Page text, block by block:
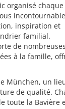
organisé chaque
inspiration et
familial.
de
à la famille,
München, un
de qualité.
toute la Bavière